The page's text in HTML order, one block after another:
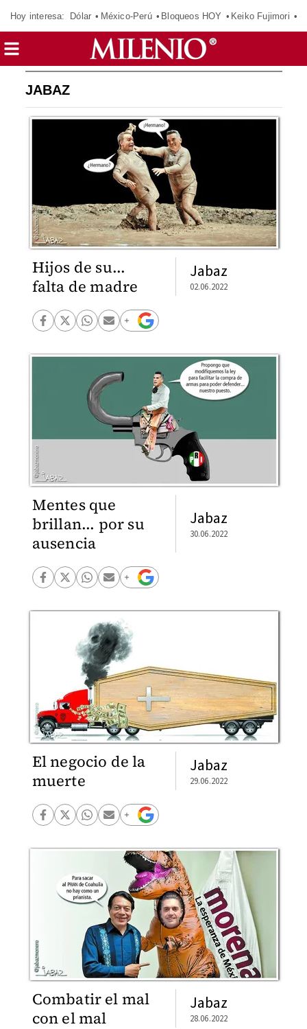
Hoy interesa: Dólar México-Perú Bloqueos HOY Keiko Fujimori
JABAZ
Hijos de su...
falta de madre
Jabaz
02.06.2022
Mentes que
brillan... por su
ausencia
Jabaz
30.06.2022
El negocio de la
muerte
Jabaz
29.06.2022
Combatir el mal
con el mal
Jabaz
28.06.2022